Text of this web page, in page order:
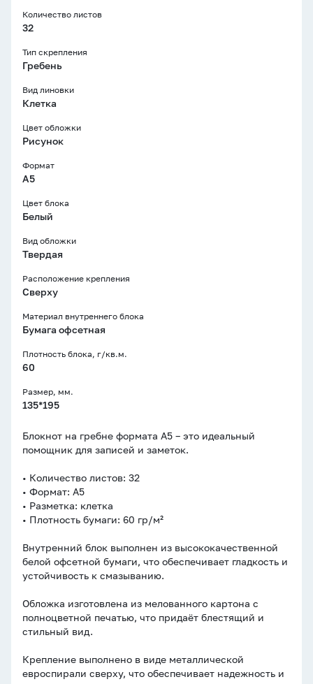
Количество листов
32
Тип скрепления
Гребень
Вид линовки
Клетка
Цвет обложки
Рисунок
Формат
A5
Цвет блока
Белый
Вид обложки
Твердая
Расположение крепления
Сверху
Материал внутреннего блока
Бумага офсетная
Плотность блока, г/кв.м.
60
Размер, мм.
135*195
Блокнот на гребне формата А5 – это идеальный
помощник для записей и заметок.
• Количество листов: 32
• Формат: A5
• Разметка: клетка
• Плотность бумаги: 60 гр/м²
Внутренний блок выполнен из высококачественной
белой офсетной бумаги, что обеспечивает гладкость и
устойчивость к смазыванию.
Обложка изготовлена из мелованного картона с
полноцветной печатью, что придаёт блестящий и
стильный вид.
Крепление выполнено в виде металлической
евроспирали сверху, что обеспечивает надежность и